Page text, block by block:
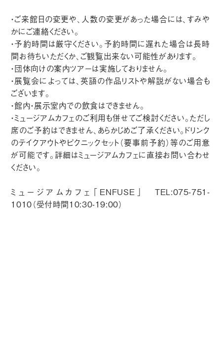
・ご来館日の変更や、人数の変更があった場合には、すみや
かにご連絡ください。
・予約時間は厳守ください。予約時間に遅れた場合は長時
間お待ちいただくか、ご観覧出来ない可能性があります。
・団体向けの案内ツアーは実施しておりません。
・展覧会によっては、英語の作品リストや解説がない場合も
ございます。
・館内・展示室内での飲食はできません。
・ミュージアムカフェのご利用も併せてご検討ください。ただし
席のご予約はできません、あらかじめご了承ください。ドリンク
のテイクアウトやピクニックセット（要事前予約）等のご用意
が可能です。詳細はミュージアムカフェに直接お問い合わせ
ください。
ミュージアムカフェ「ENFUSE」 TEL:075-751-
1010（受付時間10:30-19:00）